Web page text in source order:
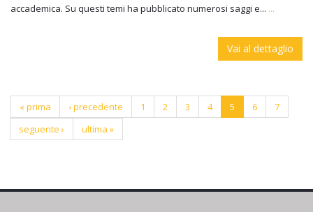
accademica. Su questi temi ha pubblicato numerosi saggi e... ...
Vai al dettaglio
Pagine
« prima ‹ precedente 1 2 3 4 5 6
7
seguente ›
ultima »